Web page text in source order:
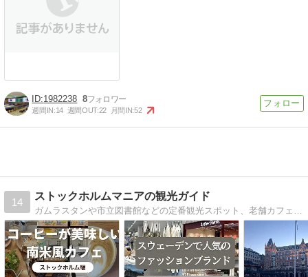
1982238 8
週間IN:14 週間OUT:22 月間IN:52
14
ストックホルムマニアの観光ガイド